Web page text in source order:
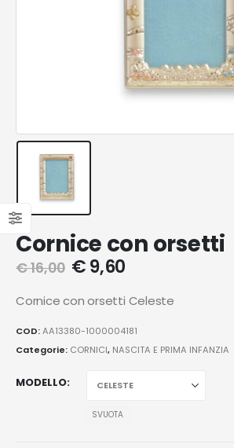
Cornice con orsetti
€16,00 €9,60
Cornice con orsetti Celeste
COD:AA13380-1000004181
Categorie: CORNICI, NASCITA E PRIMA INFANZIA
MODELLO
SVUOTA